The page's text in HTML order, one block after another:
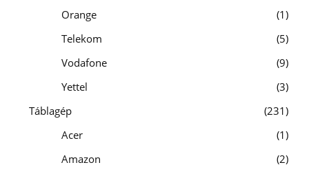
Orange
1
Telekom
5
Vodafone
9
Yettel
3
Táblagép
231
Acer
1
Amazon
2